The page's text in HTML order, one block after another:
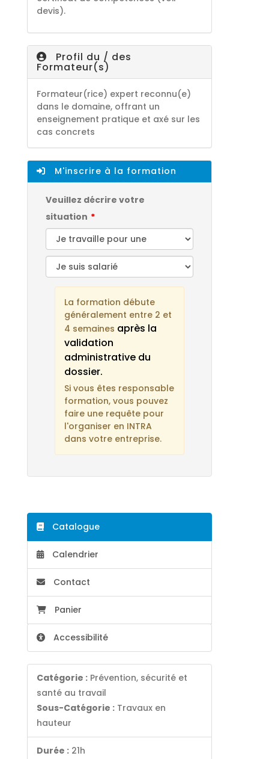
devis).
Profil du / des
Formateur(s)
Formateur(rice) expert reconnu(e)
dans le domaine, offrant un
enseignement pratique et axé sur les
cas concrets
M'inscrire à la formation
Veuillez décrire votre
situation
La formation débute
généralement entre 2 et
4 semaines après la
validation
administrative du
dossier.
Si vous êtes responsable
formation, vous pouvez
faire une requête pour
l'organiser en INTRA
dans votre entreprise.
Catalogue
Calendrier
Contact
Panier
Accessibilité
Catégorie : Prévention, sécurité et
santé au travail
Sous-Catégorie : Travaux en
hauteur
Durée :21h